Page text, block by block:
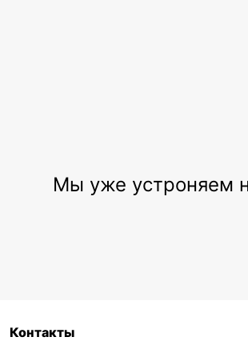
Мы уже устроняем
Контакты